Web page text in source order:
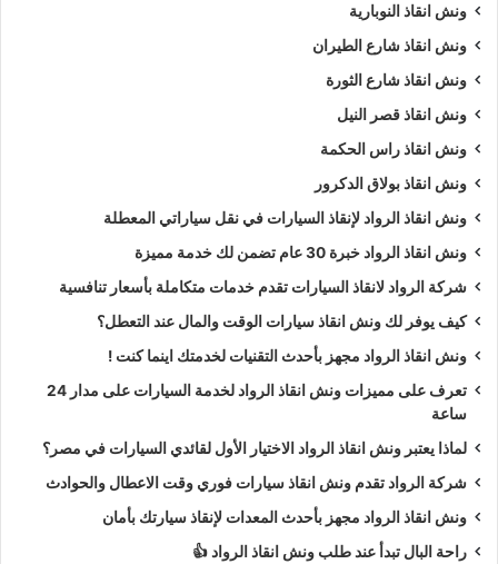
ونش انقاذ النوبارية
ونش انقاذ شارع الطيران
ونش انقاذ شارع الثورة
ونش انقاذ قصر النيل
ونش انقاذ راس الحكمة
ونش انقاذ بولاق الدكرور
ونش انقاذ الرواد لإنقاذ السيارات في نقل سياراتي المعطلة
ونش انقاذ الرواد خبرة 30 عام تضمن لك خدمة مميزة
شركة الرواد لانقاذ السيارات تقدم خدمات متكاملة بأسعار تنافسية
كيف يوفر لك ونش انقاذ سيارات الوقت والمال عند التعطل؟
ونش انقاذ الرواد مجهز بأحدث التقنيات لخدمتك اينما كنت !
تعرف على مميزات ونش انقاذ الرواد لخدمة السيارات على مدار 24
ساعة
لماذا يعتبر ونش انقاذ الرواد الاختيار الأول لقائدي السيارات في مصر؟
شركة الرواد تقدم ونش انقاذ سيارات فوري وقت الاعطال والحوادث
ونش انقاذ الرواد مجهز بأحدث المعدات لإنقاذ سيارتك بأمان
راحة البال تبدأ عند طلب ونش انقاذ الرواد 👍